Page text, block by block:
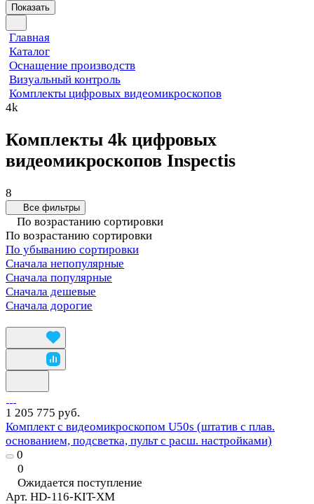
Показать
Главная
Каталог
Оснащение производств
Визуальный контроль
Комплекты цифровых видеомикроскопов
4k
Комплекты 4k цифровых
видеомикроскопов Inspectis
8
Все фильтры
По возрастанию сортировки
По возрастанию сортировки
По убыванию сортировки
Сначала непопулярные
Сначала популярные
Сначала дешевые
Сначала дорогие
1 205 775 руб.
Комплект с видеомикроскопом U50s (штатив с плав.
основанием, подсветка, пульт с расш. настройками)
0
0
Ожидается поступление
Арт. HD-116-KIT-XM